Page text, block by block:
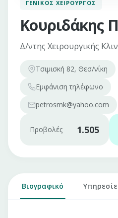
ΓΕΝΙΚΌΣ ΧΕΙΡΟΥΡΓΌΣ
Κουριδάκης
Δ/ντης Χειρουργικής
Τσιμισκή 82, Θεσ/νίκη
Εμφάνιση τηλέφωνο
petrosmk@yahoo.com
Προβολές 1.505
Βιογραφικό